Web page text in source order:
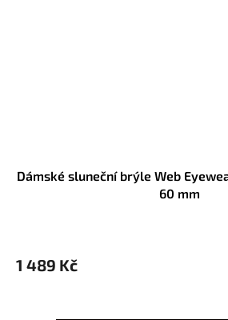
Dámské sluneční brýle Web
60 mm
1 489 Kč